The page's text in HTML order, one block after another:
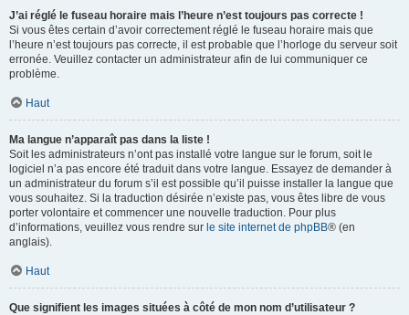
J’ai réglé le fuseau horaire mais l’heure n’est toujours pas correcte !
Si vous êtes certain d’avoir correctement réglé le fuseau horaire mais que
l’heure n’est toujours pas correcte, il est probable que l’horloge du serveur soit
erronée. Veuillez contacter un administrateur afin de lui communiquer ce
problème.
Haut
Ma langue n’apparaît pas dans la liste !
Soit les administrateurs n’ont pas installé votre langue sur le forum, soit le
logiciel n’a pas encore été traduit dans votre langue. Essayez de demander à
un administrateur du forum s’il est possible qu’il puisse installer la langue que
vous souhaitez. Si la traduction désirée n’existe pas, vous êtes libre de vous
porter volontaire et commencer une nouvelle traduction. Pour plus
d’informations, veuillez vous rendre sur le site internet de phpBB® (en
anglais).
Haut
Que signifient les images situées à côté de mon nom d’utilisateur ?